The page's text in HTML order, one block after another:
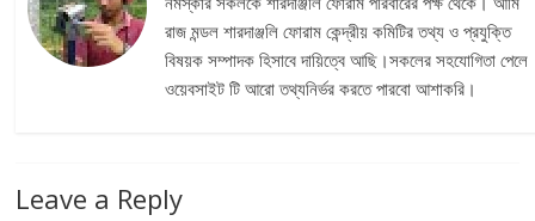
রাজ মন্ডল শারদাঞ্জলি ফোরাম কেন্দ্রীয় কমিটির তথ্য ও প্রযুক্তি
বিষয়ক সম্পাদক হিসাবে দায়িত্বে আছি।সকলের সহযোগিতা পেলে
ওয়েবসাইট টি আরো তথ্যনির্ভর করতে পারবো আশাকরি।
Leave a Reply